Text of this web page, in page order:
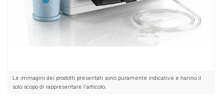
Le immagini dei prodotti presentati sono puramente indicative e hanno il
solo scopo di rappresentare l'articolo.